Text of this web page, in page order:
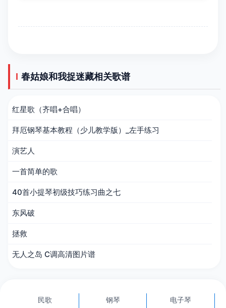
春姑娘和我捉迷藏相关歌谱
红星歌（齐唱+合唱）
拜厄钢琴基本教程（少儿教学版）_左手练习
演艺人
一首简单的歌
40首小提琴初级技巧练习曲之七
东风破
拯救
无人之岛 C调高清图片谱
民歌 钢琴
电子琴